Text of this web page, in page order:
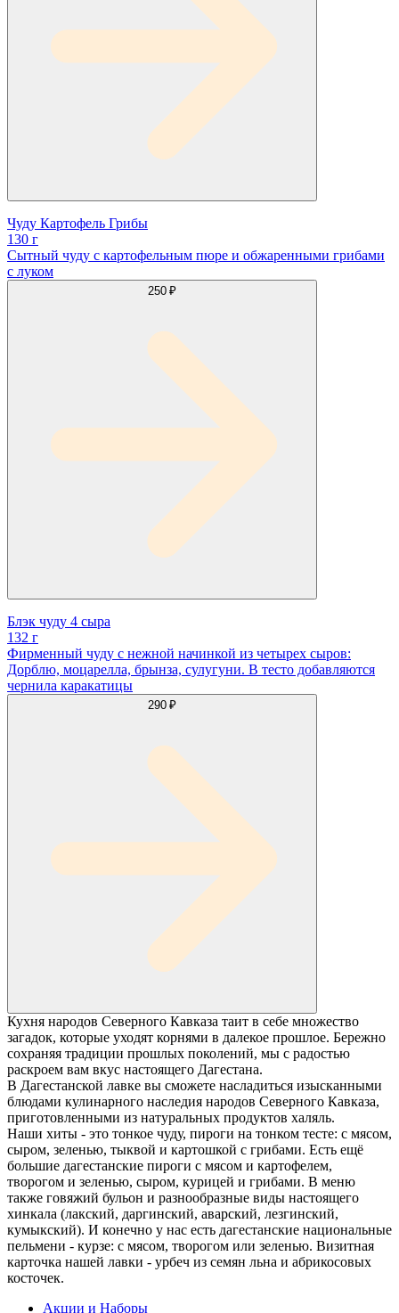
Чуду Картофель Грибы
130 г
Сытный чуду с картофельным пюре и обжаренными грибами
с луком
250 ₽
Блэк чуду 4 сыра
132 г
Фирменный чуду с нежной начинкой из четырех сыров:
Дорблю, моцарелла, брынза, сулугуни. В тесто добавляются
чернила каракатицы
290 ₽
Кухня народов Северного Кавказа таит в себе множество
загадок, которые уходят корнями в далекое прошлое. Бережно
сохраняя традиции прошлых поколений, мы с радостью
раскроем вам вкус настоящего Дагестана.
В Дагестанской лавке вы сможете насладиться изысканными
блюдами кулинарного наследия народов Северного Кавказа,
приготовленными из натуральных продуктов халяль.
Наши хиты - это тонкое чуду, пироги на тонком тесте: с мясом,
сыром, зеленью, тыквой и картошкой с грибами. Есть ещё
большие дагестанские пироги с мясом и картофелем,
творогом и зеленью, сыром, курицей и грибами. В меню
также говяжий бульон и разнообразные виды настоящего
хинкала (лакский, даргинский, аварский, лезгинский,
кумыкский). И конечно у нас есть дагестанские национальные
пельмени - курзе: с мясом, творогом или зеленью. Визитная
карточка нашей лавки - урбеч из семян льна и абрикосовых
косточек.
Акции и Наборы